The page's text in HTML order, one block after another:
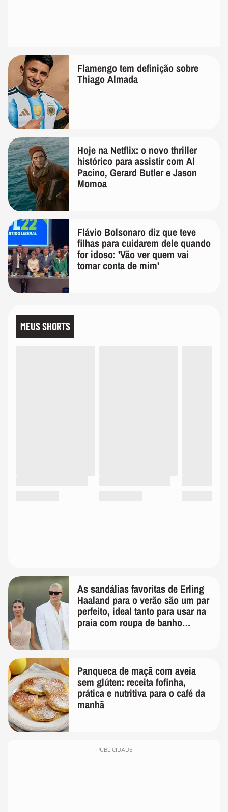
Flamengo tem definição sobre
Thiago Almada
Hoje na Netflix: o novo thriller
histórico para assistir com Al
Pacino, Gerard Butler e Jason
Momoa
Flávio Bolsonaro diz que teve
filhas para cuidarem dele quando
for idoso: 'Vão ver quem vai
tomar conta de mim'
MEUS SHORTS
As sandálias favoritas de Erling
Haaland para o verão são um par
perfeito, ideal tanto para usar na
praia com roupa de banho
Panqueca de maçã com aveia
sem glúten: receita fofinha,
prática e nutritiva para o café da
manhã
PUBLICIDADE